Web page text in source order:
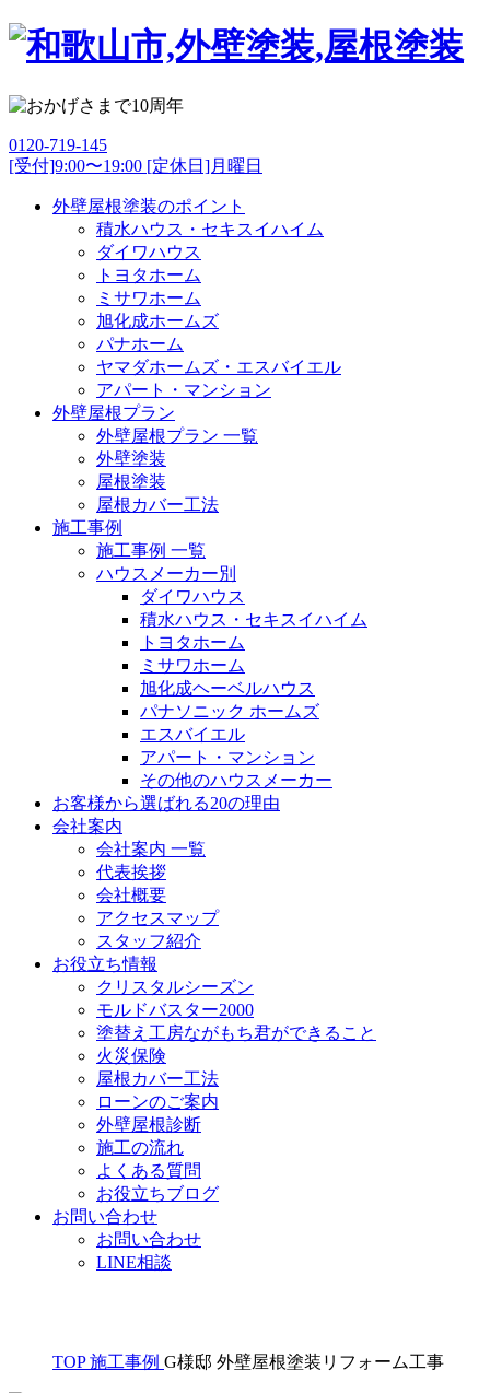
0120-719-145
[受付]9:00〜19:00 [定休日]月曜日
外壁屋根塗装のポイント
積水ハウス・セキスイハイム
ダイワハウス
トヨタホーム
ミサワホーム
旭化成ホームズ
パナホーム
ヤマダホームズ・エスバイエル
アパート・マンション
外壁屋根プラン
外壁屋根プラン 一覧
外壁塗装
屋根塗装
屋根カバー工法
施工事例
施工事例 一覧
ハウスメーカー別
ダイワハウス
積水ハウス・セキスイハイム
トヨタホーム
ミサワホーム
旭化成ヘーベルハウス
パナソニック ホームズ
エスバイエル
アパート・マンション
その他のハウスメーカー
お客様から選ばれる20の理由
会社案内
会社案内 一覧
代表挨拶
会社概要
アクセスマップ
スタッフ紹介
お役立ち情報
クリスタルシーズン
モルドバスター2000
塗替え工房ながもち君ができること
火災保険
屋根カバー工法
ローンのご案内
外壁屋根診断
施工の流れ
よくある質問
お役立ちブログ
お問い合わせ
お問い合わせ
LINE相談
TOP 施工事例 G様邸 外壁屋根塗装リフォーム工事